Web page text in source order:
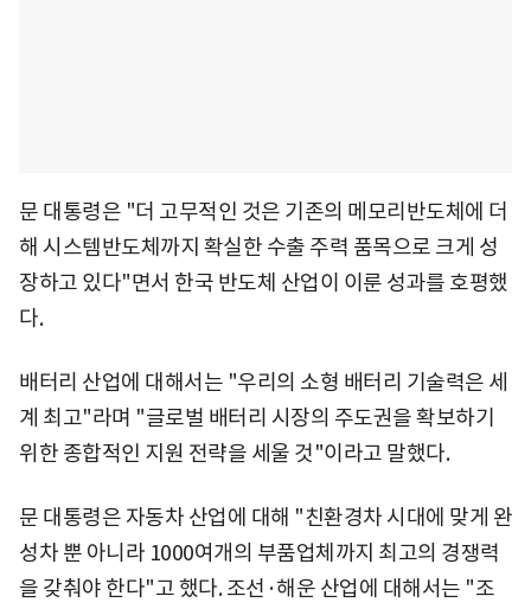
문 대통령은 "더 고무적인 것은 기존의 메모리반도체에 더
해 시스템반도체까지 확실한 수출 주력 품목으로 크게 성
장하고 있다"면서 한국 반도체 산업이 이룬 성과를 호평했
다.
배터리 산업에 대해서는 "우리의 소형 배터리 기술력은 세
계 최고"라며 "글로벌 배터리 시장의 주도권을 확보하기
위한 종합적인 지원 전략을 세울 것"이라고 말했다.
문 대통령은 자동차 산업에 대해 "친환경차 시대에 맞게 완
성차 뿐 아니라 1000여개의 부품업체까지 최고의 경쟁력
을 갖춰야 한다"고 했다. 조선·해운 산업에 대해서는 "조